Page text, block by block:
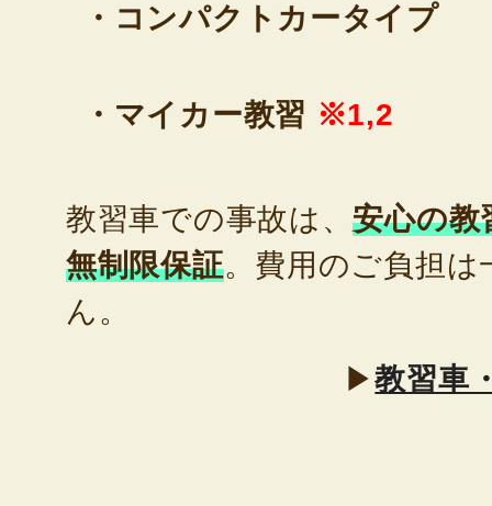
・コンパクトカータイプ
・マイカー教習 ※1,2
教習車での事故は、安心の教
無制限保証。費用のご負担は
ん。
▶教習車